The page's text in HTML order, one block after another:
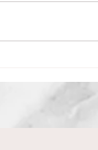
大會相片